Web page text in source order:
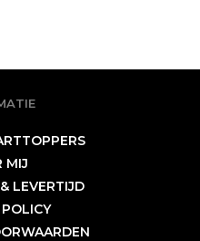
MIJ
LEVERTIJD